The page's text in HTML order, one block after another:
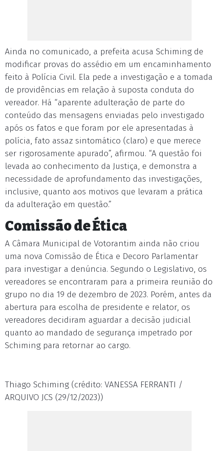
Ainda no comunicado, a prefeita acusa Schiming de
modificar provas do assédio em um encaminhamento
feito à Polícia Civil. Ela pede a investigação e a tomada
de providências em relação à suposta conduta do
vereador. Há “aparente adulteração de parte do
conteúdo das mensagens enviadas pelo investigado
após os fatos e que foram por ele apresentadas à
polícia, fato assaz sintomático (claro) e que merece
ser rigorosamente apurado”, afirmou. “A questão foi
levada ao conhecimento da Justiça, e demonstra a
necessidade de aprofundamento das investigações,
inclusive, quanto aos motivos que levaram a prática
da adulteração em questão.”
Comissão de Ética
A Câmara Municipal de Votorantim ainda não criou
uma nova Comissão de Ética e Decoro Parlamentar
para investigar a denúncia. Segundo o Legislativo, os
vereadores se encontraram para a primeira reunião do
grupo no dia 19 de dezembro de 2023. Porém, antes da
abertura para escolha de presidente e relator, os
vereadores decidiram aguardar a decisão judicial
quanto ao mandado de segurança impetrado por
Schiming para retornar ao cargo.
Thiago Schiming (crédito: VANESSA FERRANTI /
ARQUIVO JCS (29/12/2023))